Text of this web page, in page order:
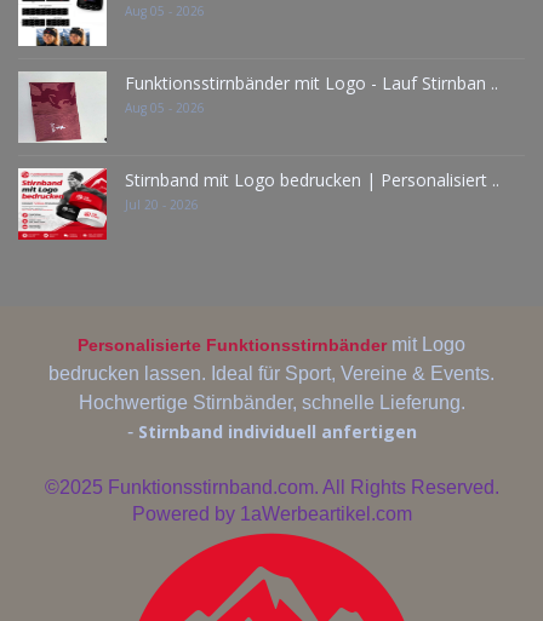
Aug 05 - 2026
Funktionsstirnbänder mit Logo - Lauf Stirnban ..
Aug 05 - 2026
Stirnband mit Logo bedrucken | Personalisiert ..
Jul 20 - 2026
Personalisierte Funktionsstirnbänder mit Logo
bedrucken lassen. Ideal für Sport, Vereine & Events.
Hochwertige Stirnbänder, schnelle Lieferung.
- Stirnband individuell anfertigen
©2025 Funktionsstirnband.com. All Rights Reserved.
Powered by 1aWerbeartikel.com